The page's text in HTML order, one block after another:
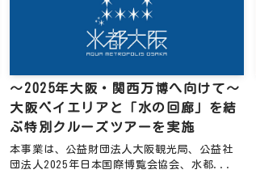
～2025年大阪・関西万博へ向けて～
大阪ベイエリアと「水の回廊」を結
ぶ特別クルーズツアーを実施
本事業は、公益財団法人大阪観光局、公益社
団法人2025年日本国際博覧会協会、水都...